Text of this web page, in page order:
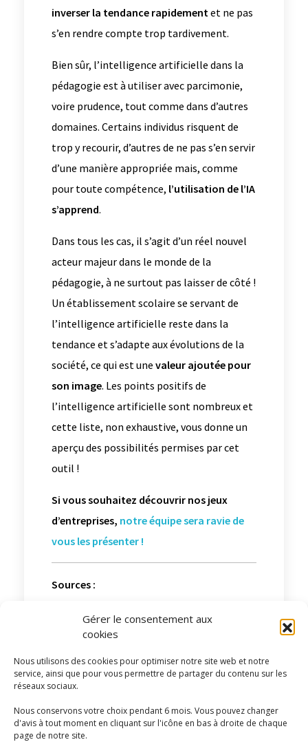
Gérer le consentement aux
cookies
Nous utilisons des cookies pour optimiser notre site web et notre
service, ainsi que pour vous permettre de partager du contenu sur les
réseaux sociaux.
Nous conservons votre choix pendant 6 mois. Vous pouvez changer
d'avis à tout moment en cliquant sur l'icône en bas à droite de chaque
page de notre site.
inverser la tendance rapidementet ne pas
s’en rendre compte trop tardivement.
Bien sûr, l’intelligence artificielle dans la
pédagogie est à utiliser avec parcimonie,
voire prudence, tout comme dans d’autres
domaines. Certains individus risquent de
trop y recourir, d’autres de ne pas s’en servir
d’une manière appropriée mais, comme
pour toute compétence, l’utilisation de l’IA
s’apprend.
Dans tous les cas, il s’agit d’un réel nouvel
acteur majeur dans le monde de la
pédagogie, à ne surtout pas laisser de côté !
Un établissement scolaire se servant de
l’intelligence artificielle reste dans la
tendance et s’adapte aux évolutions de la
société, ce qui est une valeur ajoutée pour
son image. Les points positifs de
l’intelligence artificielle sont nombreux et
cette liste, non exhaustive, vous donne un
aperçu des possibilités permises par cet
outil !
Si vous souhaitez découvrir nos jeux
d’entreprises, notre équipe sera ravie de
vous les présenter !
Sources :
Rôle et impact de l’intelligence artificielle en
éducation
Les avantages de l’intelligence artificielle
pour la formation professionnelle
3